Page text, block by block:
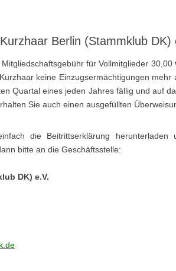
Berlin (Stammklub DK)
für Vollmitglieder
keine Einzugsermächtigungen
Quartal eines jeden Jahres fällig und auf
Sie auch einen ausgefüllten
die Beitrittserklärung herunterladen
bitte an die Geschäftsstelle:
DK) e.V.